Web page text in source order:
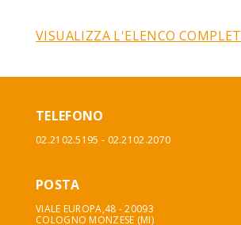
VISUALIZZA L'ELENCO
TELEFONO
02.2102.5195 - 02.2102.2070
POSTA
VIALE EUROPA,48 - 20093
COLOGNO MONZESE (MI)